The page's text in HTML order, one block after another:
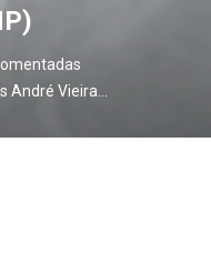
André Vieira…